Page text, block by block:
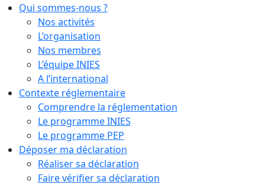
Qui sommes-nous ?
Nos activités
L’organisation
Nos membres
L’équipe INIES
A l’international
Contexte réglementaire
Comprendre la réglementation
Le programme INIES
Le programme PEP
Déposer ma déclaration
Réaliser sa déclaration
Faire vérifier sa déclaration